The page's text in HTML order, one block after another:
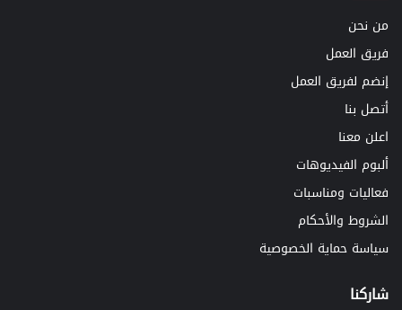
من نحن
فريق العمل
إنضم لفريق العمل
أتصل بنا
اعلن معنا
ألبوم الفيديوهات
فعاليات ومناسبات
الشروط والأحكام
سياسة حماية الخصوصية
شاركنا